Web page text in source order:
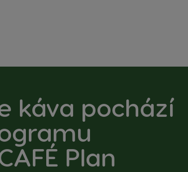
káva pochází
Plan